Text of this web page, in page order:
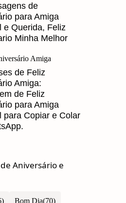
u ma grande amizade
pre…
de
para Amiga
e Querida, Feliz
Minha Melhor
de Feliz
Amiga:
de Feliz
para Amiga
para Copiar e Colar
Aniversário e
Bom Dia